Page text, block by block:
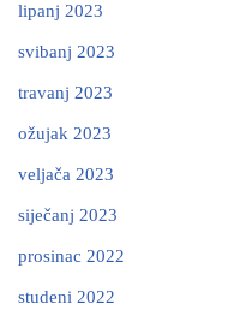
lipanj 2023
svibanj 2023
travanj 2023
ožujak 2023
veljača 2023
siječanj 2023
prosinac 2022
studeni 2022